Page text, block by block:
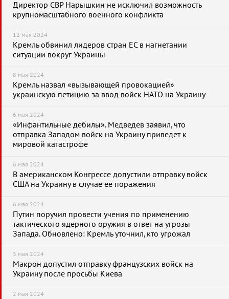
Директор СВР Нарышкин не исключил возможность
крупномасштабного военного конфликта
12 мая 2024
Кремль обвинил лидеров стран ЕС в нагнетании
ситуации вокруг Украины
8 мая 2024
Кремль назвал «вызывающей провокацией»
украинскую петицию за ввод войск НАТО на Украину
6 мая 2024
«Инфантильные дебилы». Медведев заявил, что
отправка Западом войск на Украину приведет к
мировой катастрофе
6 мая 2024
В американском Конгрессе допустили отправку войск
США на Украину в случае ее поражения
6 мая 2024
Путин поручил провести учения по применению
тактического ядерного оружия в ответ на угрозы
Запада. Обновлено: Кремль уточнил, кто угрожал
3 мая 2024
Макрон допустил отправку французских войск на
Украину после просьбы Киева
2 мая 2024